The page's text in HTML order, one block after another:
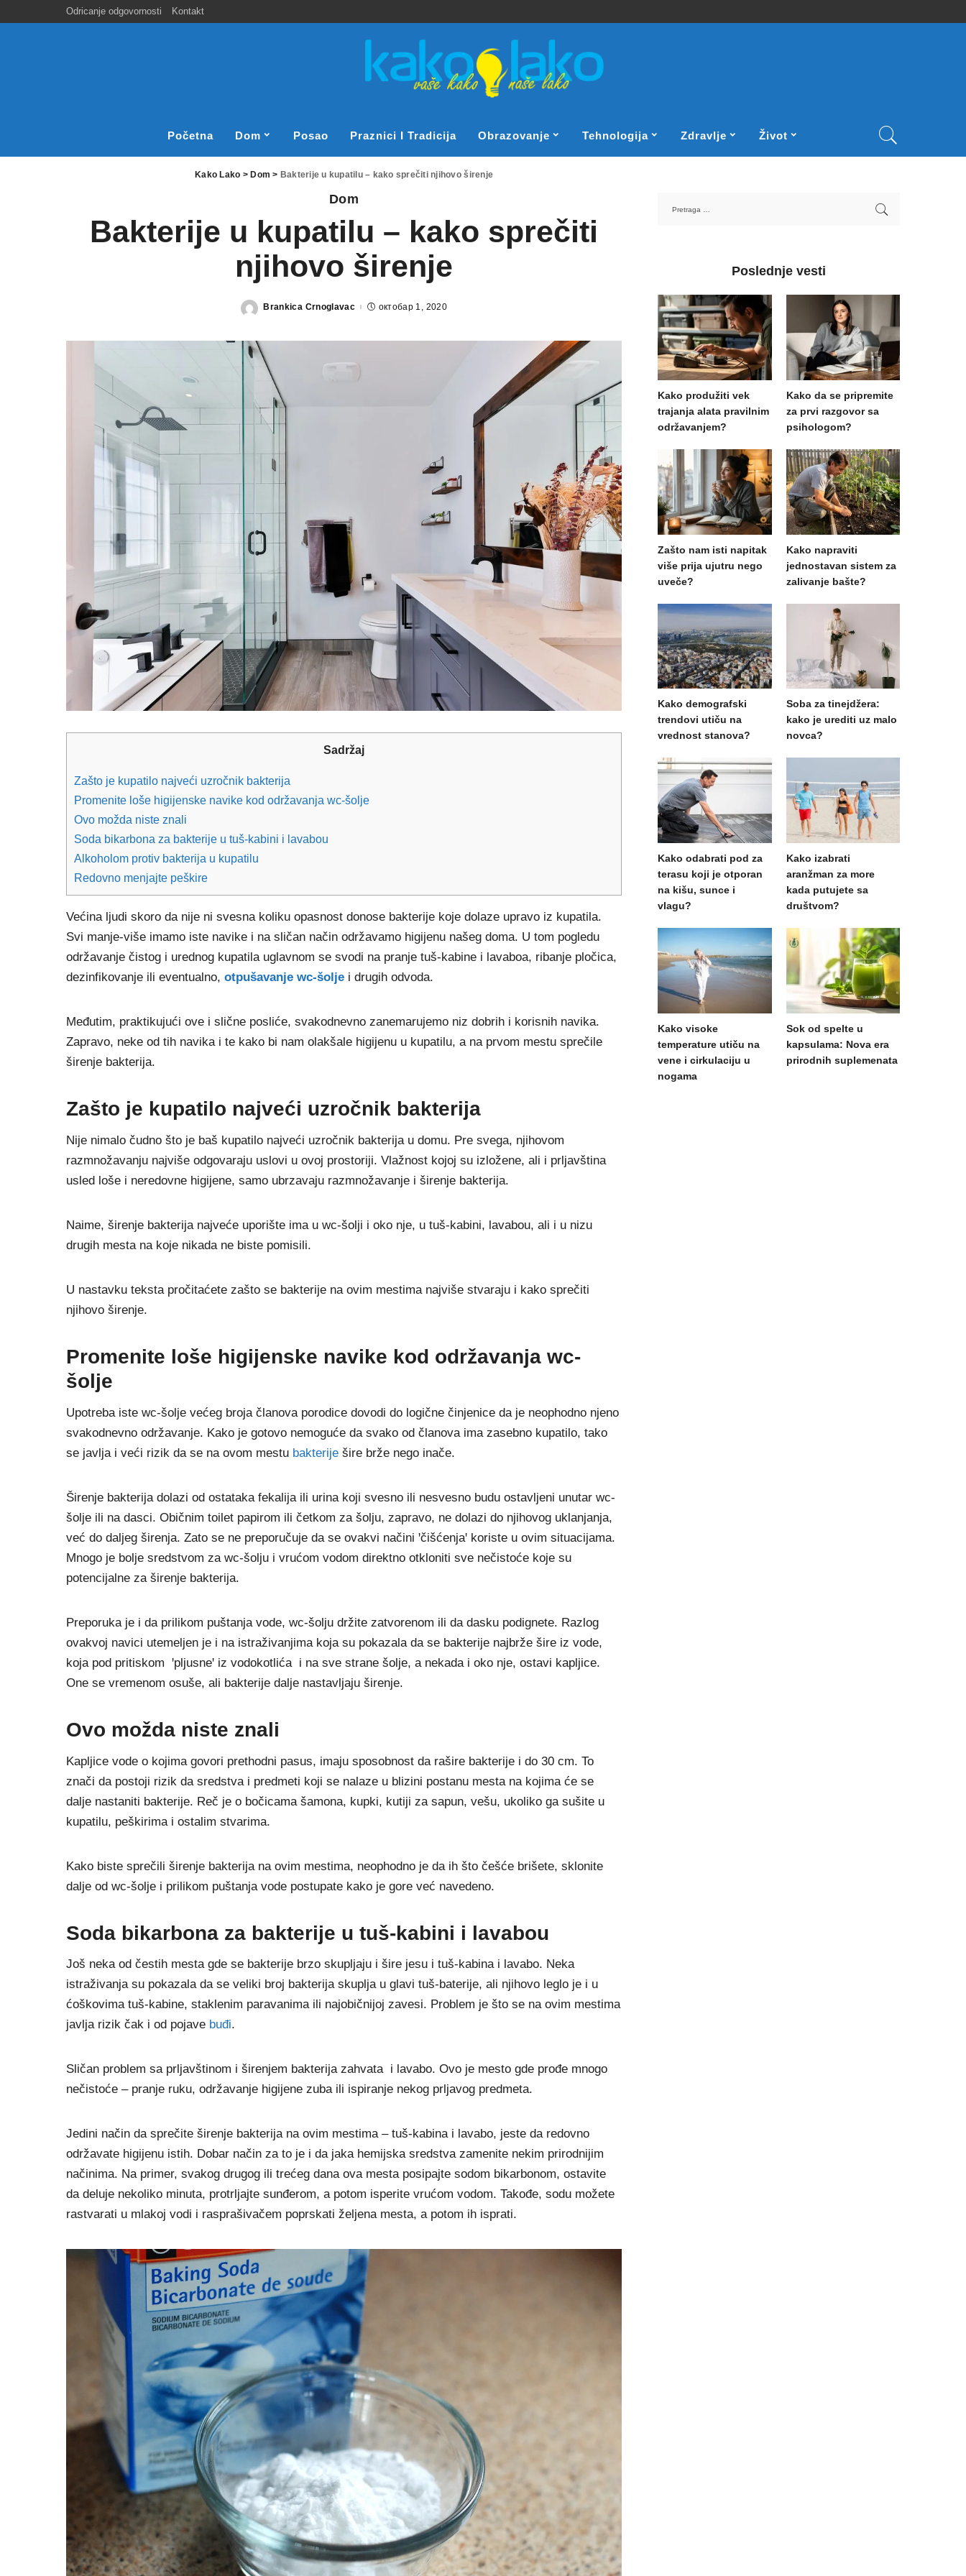
Odricanje odgovornosti Kontakt
Početna Dom Posao Praznici I Tradicija Obrazovanje Tehnologija Zdravlje Život
Kako Lako > Dom > Bakterije u kupatilu – kako sprečiti njihovo širenje
Dom
Bakterije u kupatilu – kako sprečiti
njihovo širenje
Posted
Brankica Crnoglavac октобар 1, 2020
Sadržaj
Zašto je kupatilo najveći uzročnik bakterija
Promenite loše higijenske navike kod održavanja wc-šolje
Ovo možda niste znali
Soda bikarbona za bakterije u tuš-kabini i lavabou
Alkoholom protiv bakterija u kupatilu
Redovno menjajte peškire
Većina ljudi skoro da nije ni svesna koliku opasnost donose bakterije koje dolaze upravo iz kupatila.
Svi manje-više imamo iste navike i na sličan način održavamo higijenu našeg doma. U tom pogledu
održavanje čistog i urednog kupatila uglavnom se svodi na pranje tuš-kabine i lavaboa, ribanje pločica,
dezinfikovanje ili eventualno, otpušavanje wc-šolje i drugih odvoda.
Međutim, praktikujući ove i slične posliće, svakodnevno zanemarujemo niz dobrih i korisnih navika.
Zapravo, neke od tih navika i te kako bi nam olakšale higijenu u kupatilu, a na prvom mestu sprečile
širenje bakterija.
Zašto je kupatilo najveći uzročnik bakterija
Nije nimalo čudno što je baš kupatilo najveći uzročnik bakterija u domu. Pre svega, njihovom
razmnožavanju najviše odgovaraju uslovi u ovoj prostoriji. Vlažnost kojoj su izložene, ali i prljavština
usled loše i neredovne higijene, samo ubrzavaju razmnožavanje i širenje bakterija.
Naime, širenje bakterija najveće uporište ima u wc-šolji i oko nje, u tuš-kabini, lavabou, ali i u nizu
drugih mesta na koje nikada ne biste pomisili.
U nastavku teksta pročitaćete zašto se bakterije na ovim mestima najviše stvaraju i kako sprečiti
njihovo širenje.
Promenite loše higijenske navike kod održavanja wc-
šolje
Upotreba iste wc-šolje većeg broja članova porodice dovodi do logične činjenice da je neophodno njeno
svakodnevno održavanje. Kako je gotovo nemoguće da svako od članova ima zasebno kupatilo, tako
se javlja i veći rizik da se na ovom mestu bakterije šire brže nego inače.
Širenje bakterija dolazi od ostataka fekalija ili urina koji svesno ili nesvesno budu ostavljeni unutar wc-
šolje ili na dasci. Običnim toilet papirom ili četkom za šolju, zapravo, ne dolazi do njihovog uklanjanja,
već do daljeg širenja. Zato se ne preporučuje da se ovakvi načini ꞌčišćenjaꞌ koriste u ovim situacijama.
Mnogo je bolje sredstvom za wc-šolju i vrućom vodom direktno otkloniti sve nečistoće koje su
potencijalne za širenje bakterija.
Preporuka je i da prilikom puštanja vode, wc-šolju držite zatvorenom ili da dasku podignete. Razlog
ovakvoj navici utemeljen je i na istraživanjima koja su pokazala da se bakterije najbrže šire iz vode,
koja pod pritiskom ꞌpljusneꞌ iz vodokotlića i na sve strane šolje, a nekada i oko nje, ostavi kapljice.
One se vremenom osuše, ali bakterije dalje nastavljaju širenje.
Ovo možda niste znali
Kapljice vode o kojima govori prethodni pasus, imaju sposobnost da rašire bakterije i do 30 cm. To
znači da postoji rizik da sredstva i predmeti koji se nalaze u blizini postanu mesta na kojima će se
dalje nastaniti bakterije. Reč je o bočicama šamona, kupki, kutiji za sapun, vešu, ukoliko ga sušite u
kupatilu, peškirima i ostalim stvarima.
Kako biste sprečili širenje bakterija na ovim mestima, neophodno je da ih što češće brišete, sklonite
dalje od wc-šolje i prilikom puštanja vode postupate kako je gore već navedeno.
Soda bikarbona za bakterije u tuš-kabini i lavabou
Još neka od čestih mesta gde se bakterije brzo skupljaju i šire jesu i tuš-kabina i lavabo. Neka
istraživanja su pokazala da se veliki broj bakterija skuplja u glavi tuš-baterije, ali njihovo leglo je i u
ćoškovima tuš-kabine, staklenim paravanima ili najobičnijoj zavesi. Problem je što se na ovim mestima
javlja rizik čak i od pojave buđi.
Sličan problem sa prljavštinom i širenjem bakterija zahvata i lavabo. Ovo je mesto gde prođe mnogo
nečistoće – pranje ruku, održavanje higijene zuba ili ispiranje nekog prljavog predmeta.
Jedini način da sprečite širenje bakterija na ovim mestima – tuš-kabina i lavabo, jeste da redovno
održavate higijenu istih. Dobar način za to je i da jaka hemijska sredstva zamenite nekim prirodnijim
načinima. Na primer, svakog drugog ili trećeg dana ova mesta posipajte sodom bikarbonom, ostavite
da deluje nekoliko minuta, protrljajte sunđerom, a potom isperite vrućom vodom. Takođe, sodu možete
rastvarati u mlakoj vodi i rasprašivačem poprskati željena mesta, a potom ih isprati.
Poslednje vesti
Kako produžiti vek
trajanja alata pravilnim
održavanjem?
Kako da se pripremite
za prvi razgovor sa
psihologom?
Zašto nam isti napitak
više prija ujutru nego
uveče?
Kako napraviti
jednostavan sistem za
zalivanje bašte?
Kako demografski
trendovi utiču na
vrednost stanova?
Soba za tinejdžera:
kako je urediti uz malo
novca?
Kako odabrati pod za
terasu koji je otporan
na kišu, sunce i
vlagu?
Kako izabrati
aranžman za more
kada putujete sa
društvom?
Kako visoke
temperature utiču na
vene i cirkulaciju u
nogama
Sok od spelte u
kapsulama: Nova era
prirodnih suplemenata